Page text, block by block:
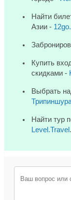
Найти
Азии -
Купить
скидками -
Выбрать
Найти тур
Level.Travel .